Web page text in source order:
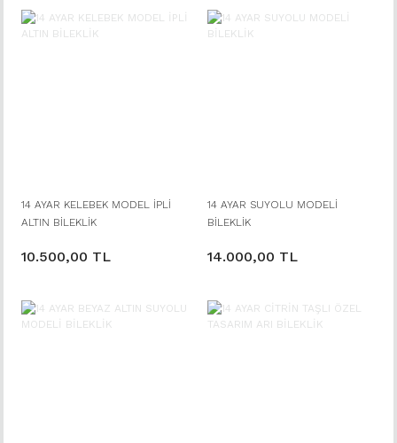
14 AYAR KELEBEK MODEL İPLİ
ALTIN BİLEKLİK
10.500,00 TL
14 AYAR SUYOLU MODELİ
BİLEKLİK
14.000,00 TL